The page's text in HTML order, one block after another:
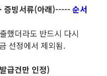
증빙서류(아래)-----순서
했더라도 반드시 다시
선정에서 제외됨.
급건만 인정)